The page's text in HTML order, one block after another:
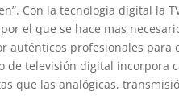
Con la tecnología digital la
el que se hace mas
auténticos profesionales para
de televisión digital incorpora
que las analógicas,